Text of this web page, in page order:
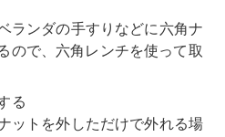
も、 デザインアンテナやユニ
、同じような作業になりま